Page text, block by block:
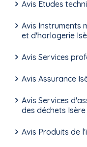
Avis Etudes
Avis Instruments
et d'horlogerie
Avis Services
Avis Assurance
Avis Services
des déchets Isère
Avis Produits de